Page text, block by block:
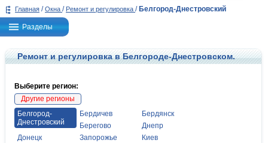
Главная / Окна / Ремонт и регулировка / Белгород-Днестровский
Разделы
Ремонт и регулировка в Белгороде-Днестровском.
Выберите регион:
Другие регионы
Белгород-
Днестровский
Бердичев
Бердянск
Берегово
Днепр
Донецк
Запорожье
Киев